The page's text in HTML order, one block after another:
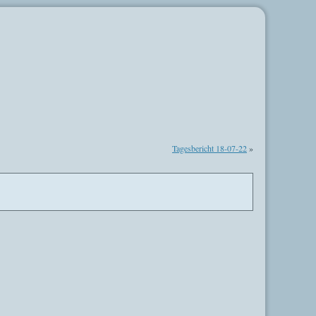
Tagesbericht 18-07-22»